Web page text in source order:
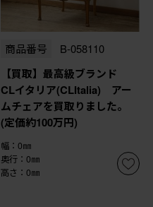
商品番号 B-058110
【買取】最高級ブランド
CLイタリア(CLItalia) アー
ムチェアを買取りました。
(定価約100万円)
幅：0㎜
奥行：0㎜
高さ：0㎜